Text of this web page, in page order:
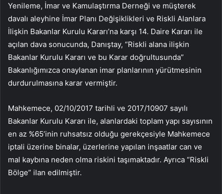
Yenileme, İmar ve Kamulaştırma Derneği ve müşterek
davalı aleyhine İmar Planı Değişiklikleri ve Riskli Alanlara
İlişkin Bakanlar Kurulu Kararı’na karşı 14. Daire Kararı ile
açılan dava sonucunda, Danıştay, “Riskli alana ilişkin
Bakanlar Kurulu Kararı ve bu Karar doğrultusunda”
Bakanlığımızca onaylanan imar planlarının yürütmesinin
durdurulmasına karar vermiştir.
Mahkemece, 02/10/2017 tarihli ve 2017/10907 sayılı
Bakanlar Kurulu Kararı ile, alanlardaki toplam yapı sayısının
en az %65’inin ruhsatsız olduğu gerekçesiyle Mahkemece
iptali üzerine binalar, üzerlerine yapılan inşaatlar can ve
mal kaybına neden olma riskini taşımaktadır. Ayrıca “Riskli
Bölge” ilan edilmiştir.